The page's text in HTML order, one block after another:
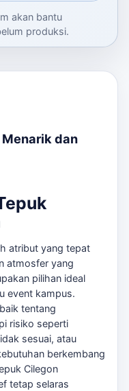
akan bantu
produksi.
dan
atribut yang tepat
atmosfer yang
pilihan ideal
event kampus.
tentang
risiko seperti
sesuai, atau
berkembang
Cilegon
tetap selaras